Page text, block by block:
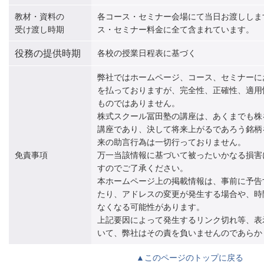
教材・資料の
受け渡し時期
各コース・セミナー会場にて当日お渡しし
ス・セミナー料金に全て含まれています。
役務の提供時期 各校の授業日程表に基づく
免責事項
弊社ではホームページ、コース、セミナー
を払っておりますが、完全性、正確性、適
ものではありません。
株式スクール冨田塾の講座は、あくまでも
講座であり、決して将来上がるであろう銘
来の助言行為は一切行っておりません。
万一当該情報に基づいて被ったいかなる損
すのでご了承ください。
本ホームページ上の掲載情報は、事前に予
たり、アドレスの変更が発生する場合や、
なくなる可能性があります。
上記要因によって発生するリンク切れ等、
いて、弊社はその責を負いませんのであら
▲このページのトップに戻る